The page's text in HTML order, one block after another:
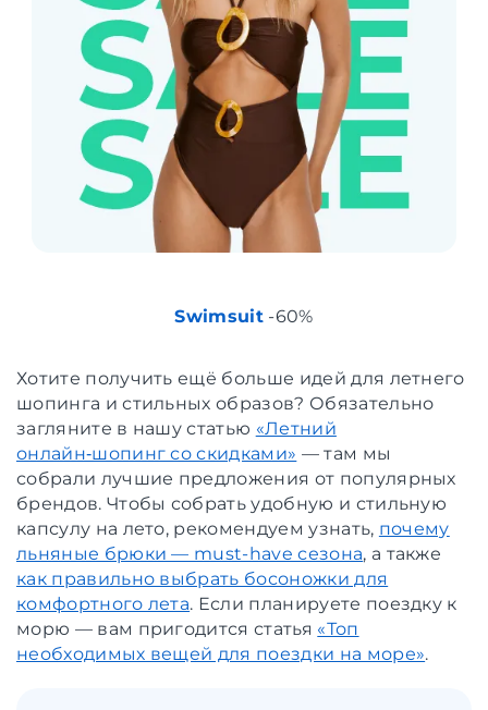
Swimsuit-60%
Хотите получить ещё больше идей для летнего
шопинга и стильных образов? Обязательно
загляните в нашу статью «Летний
онлайн‑шопинг со скидками» — там мы
собрали лучшие предложения от популярных
брендов. Чтобы собрать удобную и стильную
капсулу на лето, рекомендуем узнать, почему
льняные брюки — must-have сезона, а также
как правильно выбрать босоножки для
комфортного лета. Если планируете поездку к
морю — вам пригодится статья «Топ
необходимых вещей для поездки на море».